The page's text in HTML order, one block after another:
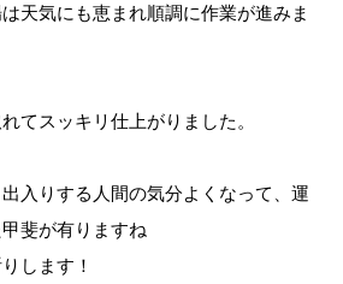
天気にも恵まれ順調に作業が進みま
てスッキリ仕上がりました。
入りする人間の気分よくなって、運
斐が有りますね
します！